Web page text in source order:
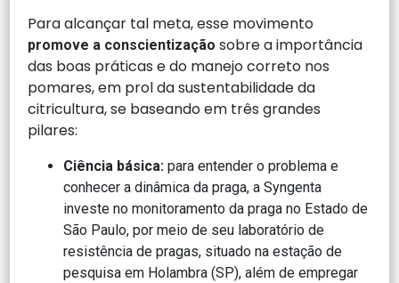
Para alcançar tal meta, esse movimento
promove a conscientizaçãosobre a importância
das boas práticas e do manejo correto nos
pomares, em prol da sustentabilidade da
citricultura, se baseando em três grandes
pilares:
Ciência básica:para entender o problema e
conhecer a dinâmica da praga, a Syngenta
investe no monitoramento da praga no Estado de
São Paulo, por meio de seu laboratório de
resistência de pragas, situado na estação de
pesquisa em Holambra (SP), além de empregar